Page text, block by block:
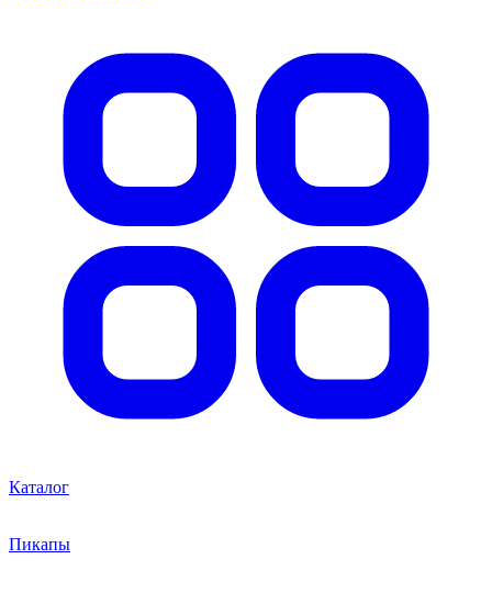
Каталог
Пикапы